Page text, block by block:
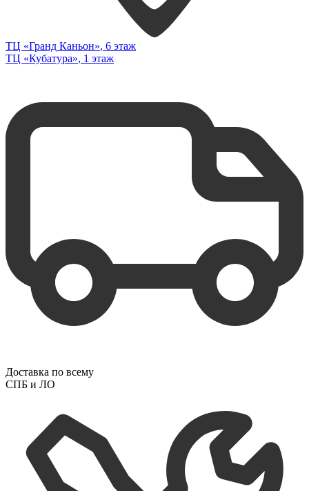
ТЦ «Гранд Каньон», 6 этаж
ТЦ «Кубатура», 1 этаж
Доставка по всему
СПБ и ЛО